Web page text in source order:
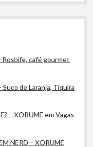
Rosbife, café gourmet
Suco de Laranja, Tiquira
– XORUME emVagas
NERD – XORUME